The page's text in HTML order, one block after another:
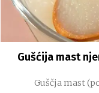
Gušćija mast
Guščja mast